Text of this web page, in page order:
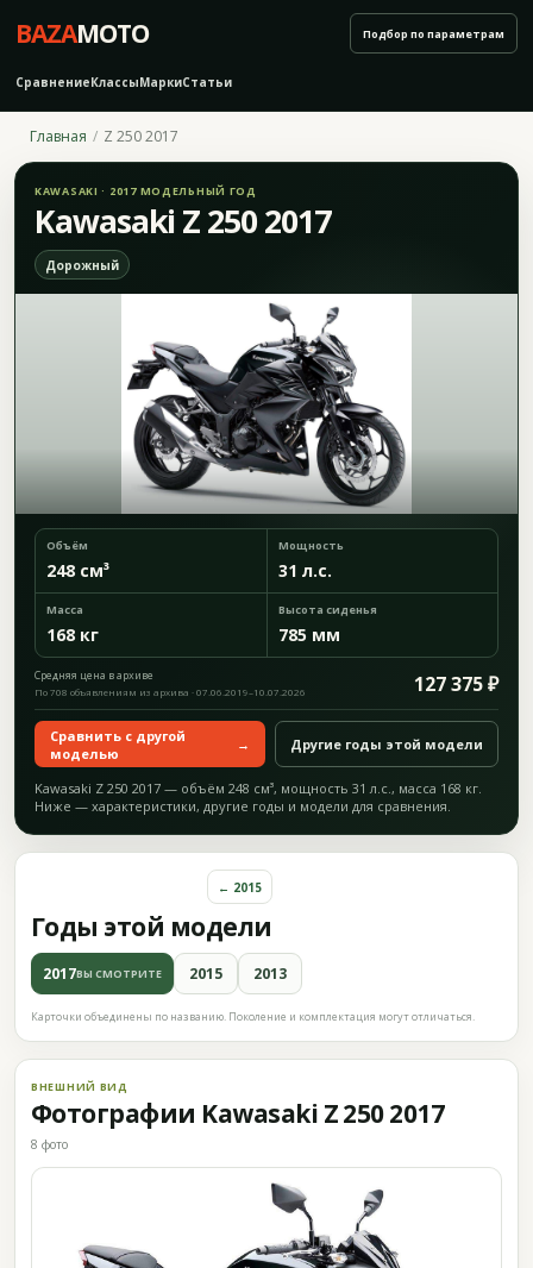
BAZAMOTO
СравнениеКлассыМаркиСтатьи
Подбор по параметрам
Главная Z 250 2017
KAWASAKI · 2017 МОДЕЛЬНЫЙ ГОД
Kawasaki Z 250 2017
Дорожный
Объём
248 см³
Мощность
31 л.с.
Масса
168 кг
Высота сиденья
785 мм
Средняя цена в архиве 127 375 ₽
По 708 объявлениям из архива · 07.06.2019–10.07.2026
Сравнить с другой
моделью
→ Другие годы этой модели
Kawasaki Z 250 2017 — объём 248 см³, мощность 31 л.с., масса 168 кг.
Ниже — характеристики, другие годы и модели для сравнения.
Годы этой модели
← 2015
2017ВЫ СМОТРИТЕ 2015 2013
Карточки объединены по названию. Поколение и комплектация могут отличаться.
ВНЕШНИЙ ВИД
Фотографии Kawasaki Z 250 2017
8 фото